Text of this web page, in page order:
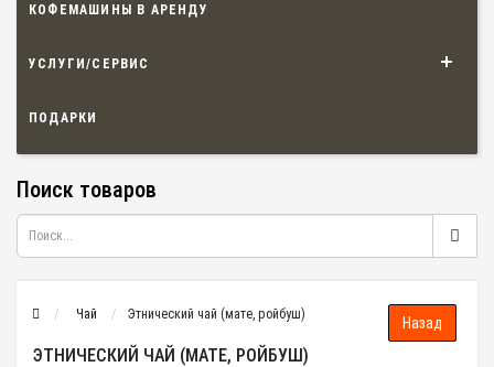
КОФЕМАШИНЫ В АРЕНДУ
УСЛУГИ/СЕРВИС
ПОДАРКИ
Поиск товаров
Чай Этнический чай (мате, ройбуш)
ЭТНИЧЕСКИЙ ЧАЙ (МАТЕ, РОЙБУШ)